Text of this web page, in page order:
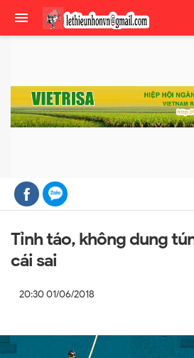
Tỉnh táo, không dung
cái sai
20:30 01/06/2018